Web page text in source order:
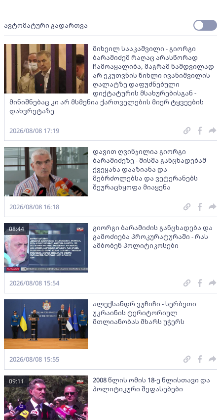
ავტომატური გადართვა
მიხეილ სააკაშვილი - გიორგი
ბარამიძემ რაღაც არასწორად
ჩამოაყალიბა, მაგრამ ნამდვილად
არ ეკუთვნის წიხლი ივანიშვილის
ღალატზე დაფუძნებული
დიქტატურის მსახურებისგან -
მინიშნებაც კი არ მსმენია ქართველების მიერ ტყვეების
დახვრეტაზე
2026/08/08 17:19
დავით ღვინჯილია გიორგი
ბარამიძეზე - მისმა განცხადებამ
ქვეყანა დააზიანა და
მებრძოლებსა და ვეტერანებს
შეურაცხყოფა მიაყენა
2026/08/08 16:18
გიორგი ბარამიძის განცხადება და
გამოძიება პროკურატურაში - რას
ამბობენ პოლიტიკოსები
08:44
2026/08/08 15:54
ალექსანდრ ვუჩიჩი - სერბეთი
უკრაინის ტერიტორიულ
მთლიანობას მხარს უჭერს
2026/08/08 15:55
2008 წლის ომის 18-ე წლისთავი და
პოლიტიკური შეფასებები
09:11